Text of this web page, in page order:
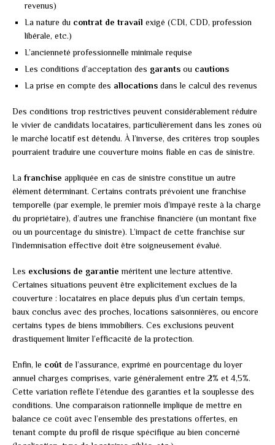
revenus)
La nature du contrat de travail exigé (CDI, CDD, profession
libérale, etc.)
L’ancienneté professionnelle minimale requise
Les conditions d’acceptation des garants ou cautions
La prise en compte des allocations dans le calcul des revenus
Des conditions trop restrictives peuvent considérablement réduire
le vivier de candidats locataires, particulièrement dans les zones où
le marché locatif est détendu. À l’inverse, des critères trop souples
pourraient traduire une couverture moins fiable en cas de sinistre.
La franchise appliquée en cas de sinistre constitue un autre
élément déterminant. Certains contrats prévoient une franchise
temporelle (par exemple, le premier mois d’impayé reste à la charge
du propriétaire), d’autres une franchise financière (un montant fixe
ou un pourcentage du sinistre). L’impact de cette franchise sur
l’indemnisation effective doit être soigneusement évalué.
Les exclusions de garantie méritent une lecture attentive.
Certaines situations peuvent être explicitement exclues de la
couverture : locataires en place depuis plus d’un certain temps,
baux conclus avec des proches, locations saisonnières, ou encore
certains types de biens immobiliers. Ces exclusions peuvent
drastiquement limiter l’efficacité de la protection.
Enfin, le coût de l’assurance, exprimé en pourcentage du loyer
annuel charges comprises, varie généralement entre 2% et 4,5%.
Cette variation reflète l’étendue des garanties et la souplesse des
conditions. Une comparaison rationnelle implique de mettre en
balance ce coût avec l’ensemble des prestations offertes, en
tenant compte du profil de risque spécifique au bien concerné